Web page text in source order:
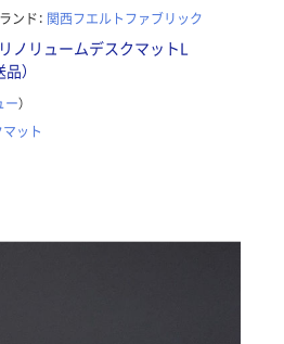
ンド： 関西フエルトファブリック
ノリュームデスクマットL
）
ー）
ット